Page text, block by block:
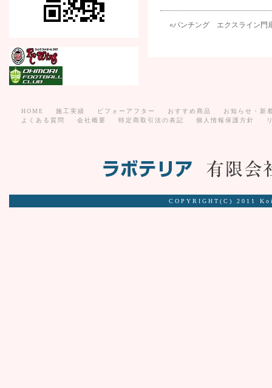
«パンチング エクスライン
HOME 施工実績 ビフォーアフター おすすめ商品
お知らせ・新
よくある質問
会社概要 特定商取引法の表記 個人情報保護方針
COPYRIGHT(C) 2011